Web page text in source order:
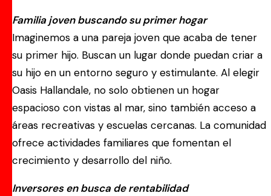
Familia joven buscando su primer hogar
Imaginemos a una pareja joven que acaba de tener
su primer hijo. Buscan un lugar donde puedan criar a
su hijo en un entorno seguro y estimulante. Al elegir
Oasis Hallandale, no solo obtienen un hogar
espacioso con vistas al mar, sino también acceso a
áreas recreativas y escuelas cercanas. La comunidad
ofrece actividades familiares que fomentan el
crecimiento y desarrollo del niño.
Inversores en busca de rentabilidad